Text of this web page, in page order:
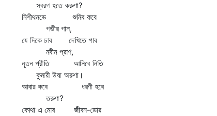
স্বরগ হতে করুণা?
নিশীথনভে শুনিব কবে
গভীর গান,
যে দিকে চাব দেখিতে পাব
নবীন প্রাণ,
নূতন প্রীতি আনিবে নিতি
কুমারী উষা অরুণা।
আবার কবে ধরণী হবে
তরুণা?
কোথা এ মোর জীবন-ডোর